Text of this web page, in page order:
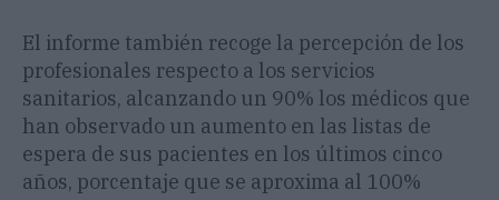
El informe también recoge la percepción de los
profesionales respecto a los servicios
sanitarios, alcanzando un 90% los médicos que
han observado un aumento en las listas de
espera de sus pacientes en los últimos cinco
años, porcentaje que se aproxima al 100%